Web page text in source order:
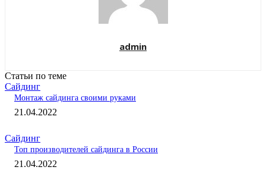
admin
Статьи по теме
Сайдинг
Монтаж сайдинга своими руками
21.04.2022
Сайдинг
Топ производителей сайдинга в России
21.04.2022